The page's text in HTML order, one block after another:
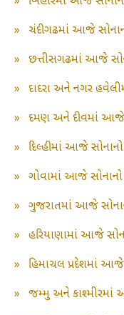
»
ચંદીગઢમાં આજે
»
છત્તીસગઢમાં આજે
»
દાદરા અને નગર
»
દમણ અને દીવમાં આજે
»
દિલ્હીમાં આજે
»
ગોવામાં આજે
»
ગુજરાતમાં આજે
»
હરિયાણામાં આજે
»
હિમાચલ પ્રદેશમાં
»
જમ્મુ અને કાશ્મીરમાં